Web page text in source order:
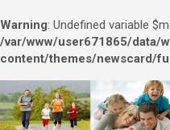
Warning: Undefined variable
/var/www/user671865/data/
content/themes/newscard/
Перейти
к
содержимому